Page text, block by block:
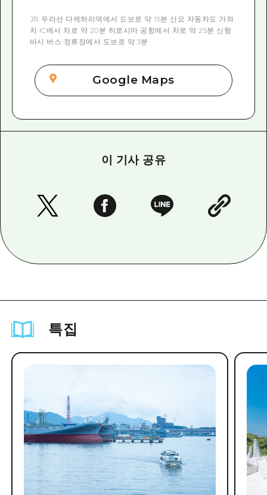
JR 우라선 다케하라역에서 도보로 약 15분 산요 자동차도 가와
치 IC에서 차로 약 20분 히로시마 공항에서 차로 약 25분 신항
바시 버스 정류장에서 도보로 약 3분
Google Maps
이 기사 공유
특집